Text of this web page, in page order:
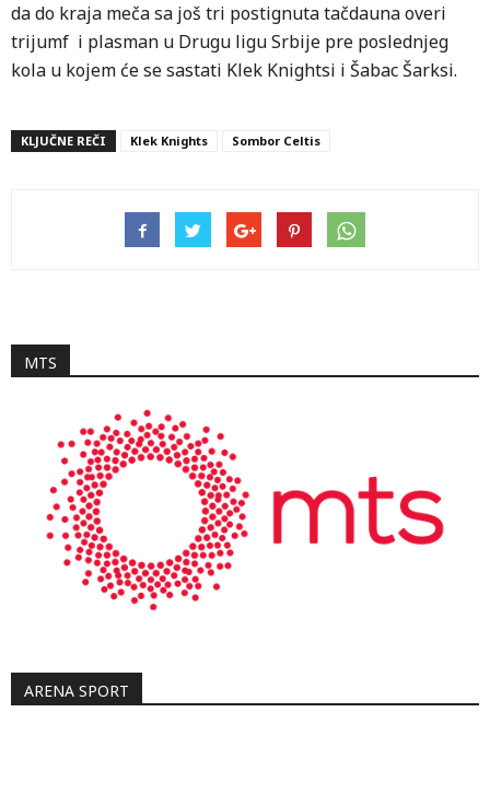
da do kraja meča sa još tri postignuta tačdauna overi
trijumf i plasman u Drugu ligu Srbije pre poslednjeg
kola u kojem će se sastati Klek Knightsi i Šabac Šarksi.
KLJUČNE REČI Klek Knights Sombor Celtis
MTS
ARENA SPORT